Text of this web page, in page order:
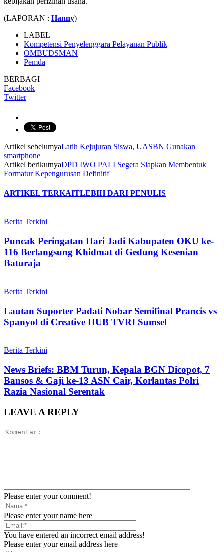
(LAPORAN : Hanny)
LABEL
Kompetensi Penyelenggara Pelayanan Publik
OMBUDSMAN
Pemda
BERBAGI
Facebook
Twitter
Artikel sebelumyaLatih Kejujuran Siswa, UASBN Gunakan
smartphone
Artikel berikutnyaDPD IWO PALI Segera Siapkan Membentuk
Formatur Kepengurusan Definitif
ARTIKEL TERKAITLEBIH DARI PENULIS
Berita Terkini
Puncak Peringatan Hari Jadi Kabupaten OKU ke-
116 Berlangsung Khidmat di Gedung Kesenian
Baturaja
Berita Terkini
Lautan Suporter Padati Nobar Semifinal Prancis vs
Spanyol di Creative HUB TVRI Sumsel
Berita Terkini
News Briefs: BBM Turun, Kepala BGN Dicopot, 7
Bansos & Gaji ke-13 ASN Cair, Korlantas Polri
Razia Nasional Serentak
LEAVE A REPLY
Please enter your comment!
Please enter your name here
You have entered an incorrect email address!
Please enter your email address here